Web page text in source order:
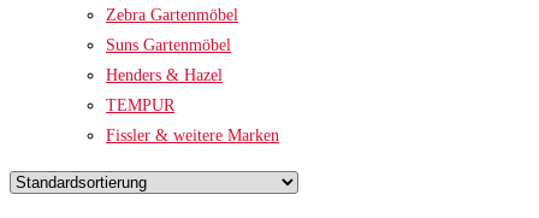
Zebra Gartenmöbel
Suns Gartenmöbel
Henders & Hazel
TEMPUR
Fissler & weitere Marken